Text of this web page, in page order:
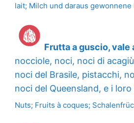
lait; Milch und daraus gewonnene
Frutta a guscio, vale
nocciole, noci, noci di
noci del Brasile, pistacchi,
noci del Queensland, e i
Nuts; Fruits à coques;